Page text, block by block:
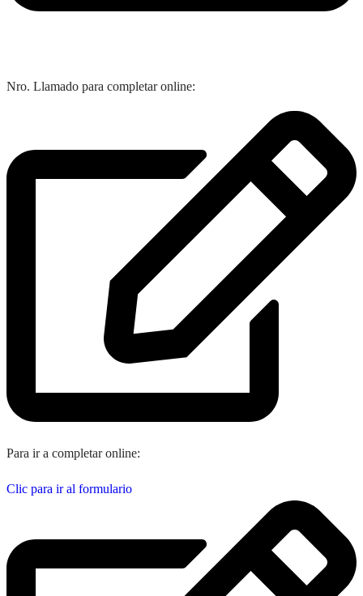
Nro. Llamado para completar online:
Para ir a completar online:
Clic para ir al formulario